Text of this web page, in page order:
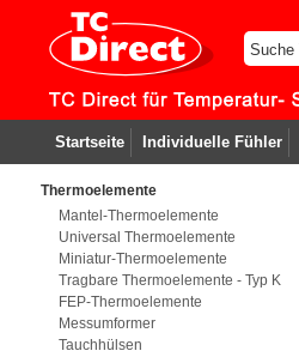
Startseite Individuelle Fühler
Thermoelemente
Mantel-Thermoelemente
Universal Thermoelemente
Miniatur-Thermoelemente
Tragbare Thermoelemente - Typ K
FEP-Thermoelemente
Messumformer
Tauchhülsen